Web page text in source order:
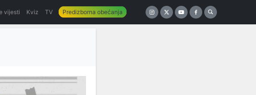
vijesti Kviz TV Predizborna obećanja